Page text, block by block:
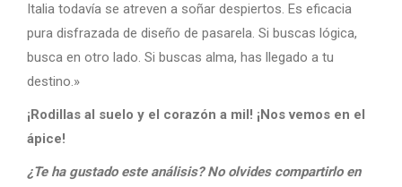
Italia todavía se atreven a soñar despiertos. Es eficacia
pura disfrazada de diseño de pasarela. Si buscas lógica,
busca en otro lado. Si buscas alma, has llegado a tu
destino.»
¡Rodillas al suelo y el corazón a mil! ¡Nos vemos en el
ápice!
¿Te ha gustado este análisis? No olvides compartirlo en